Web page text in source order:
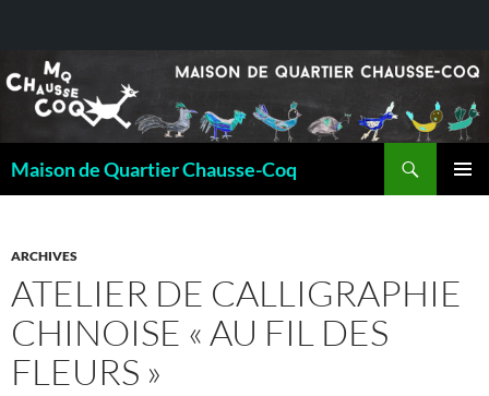
Maison de Quartier Chausse-Coq
ARCHIVES
ATELIER DE CALLIGRAPHIE
CHINOISE « AU FIL DES
FLEURS »